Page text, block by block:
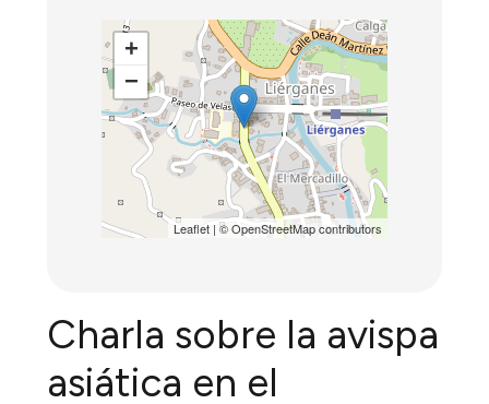
+
−
Leaflet| ©OpenStreetMapcontributors
Charla sobre la avispa
asiática en el